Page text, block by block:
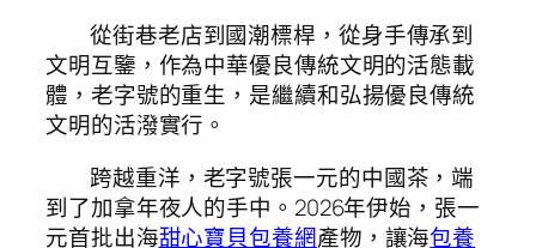
從街巷老店到國潮標桿，從身手傳承到
文明互鑒，作為中華優良傳統文明的活態載
體，老字號的重生，是繼續和弘揚優良傳統
文明的活潑實行。
跨越重洋，老字號張一元的中國茶，端
到了加拿年夜人的手中。2026年伊始，張一
元首批出海甜心寶貝包養網產物，讓海包養